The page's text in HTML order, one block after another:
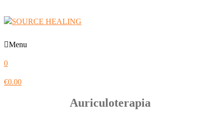
Menu
0
€0.00
Auriculoterapia